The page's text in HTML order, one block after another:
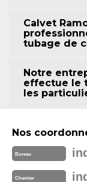
Calvet
tubage de
Notre
effectue le
les
Nos
Bureau
Chantier